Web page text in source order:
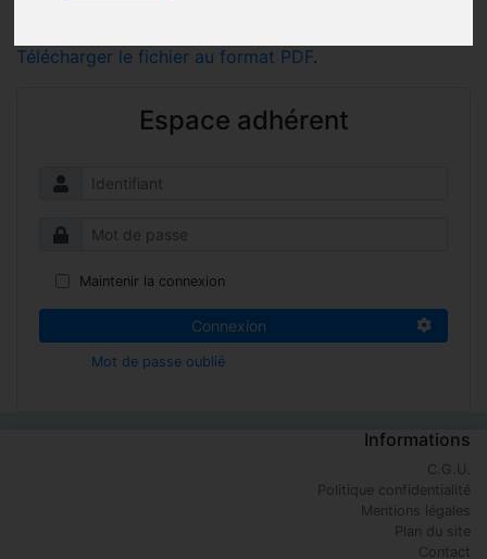
Télécharger le fichier au format PDF.
Espace adhérent
Maintenir la connexion
Connexion
Mot de passe oublié
Informations
C.G.U.
Politique confidentialité
Mentions légales
Plan du site
Contact